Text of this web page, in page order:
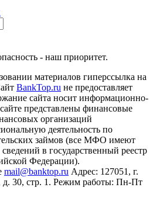
- наш приоритет.
материалов гиперссылка на
BankTop.ru не предоставляет
сайта носит информационно-
представлены финансовые
организаций
деятельность по
займов (все МФО имеют
в государственный реестр
Федерации).
mail@banktop.ru Адрес: 127051, г.
д. 30, стр. 1. Режим работы: Пн-Пт